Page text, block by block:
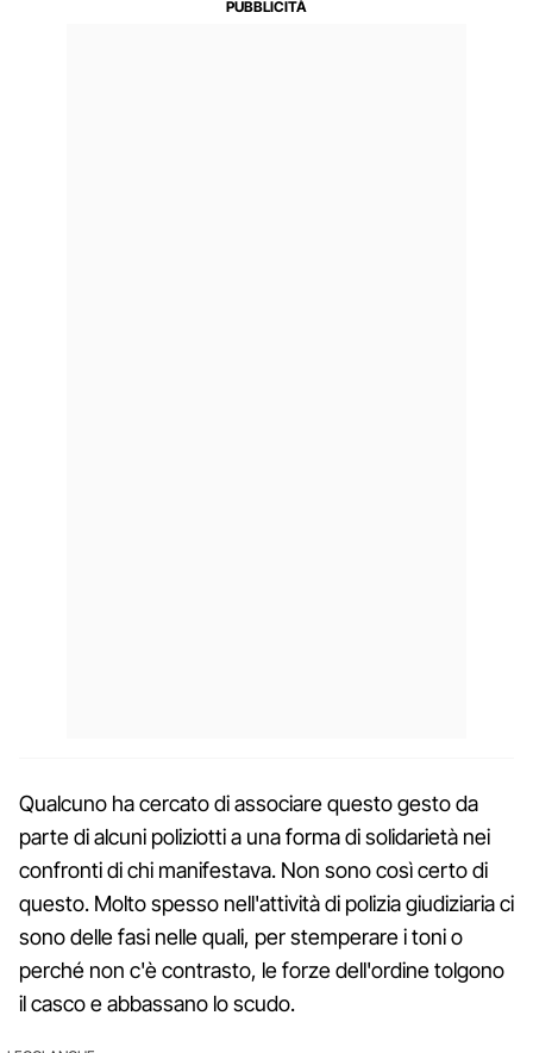
Qualcuno ha cercato di associare questo gesto da
parte di alcuni poliziotti a una forma di solidarietà nei
confronti di chi manifestava. Non sono così certo di
questo. Molto spesso nell'attività di polizia giudiziaria ci
sono delle fasi nelle quali, per stemperare i toni o
perché non c'è contrasto, le forze dell'ordine tolgono
il casco e abbassano lo scudo.